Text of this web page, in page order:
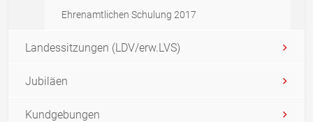
Ehrenamtlichen Schulung 2017
Landessitzungen (LDV/erw.LVS)
Jubiläen
Kundgebungen